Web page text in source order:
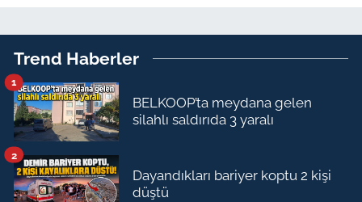
Trend Haberler
BELKOOP’ta meydana gelen
silahlı saldırıda 3 yaralı
1
Dayandıkları bariyer koptu 2 kişi
düştü
2